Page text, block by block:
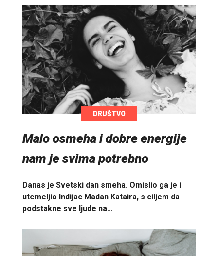
DRUŠTVO
Malo osmeha i dobre energije
nam je svima potrebno
Danas je Svetski dan smeha. Omislio ga je i
utemeljio Indijac Madan Kataira, s ciljem da
podstakne sve ljude na…